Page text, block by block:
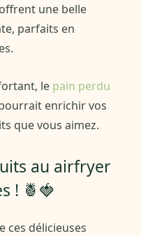
une belle
parfaits en
le pain perdu
enrichir vos
que vous aimez.
au airfryer
! 🍍🍓
ces délicieuses